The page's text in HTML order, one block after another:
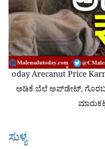
oday Arecanut Price
ಅಡಿಕೆ ಬೆಲೆ ಅಪ್‌ಡೇಟ್,
ಸುಳ್ಯ